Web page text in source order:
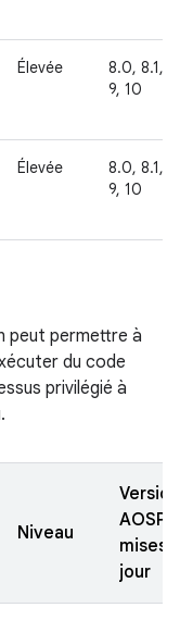
Élevée
8.0, 8.1,
9, 10
Élevée
8.0, 8.1,
9, 10
peut permettre à
du code
privilégié à
Niveau
AOSP
mises à
jour